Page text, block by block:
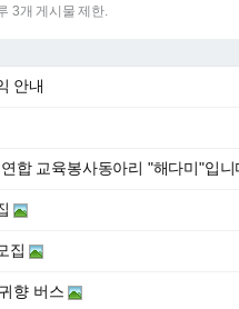
3개 게시물 제한.
안내
합 교육봉사동아리 "해다미"입니
집
향 버스